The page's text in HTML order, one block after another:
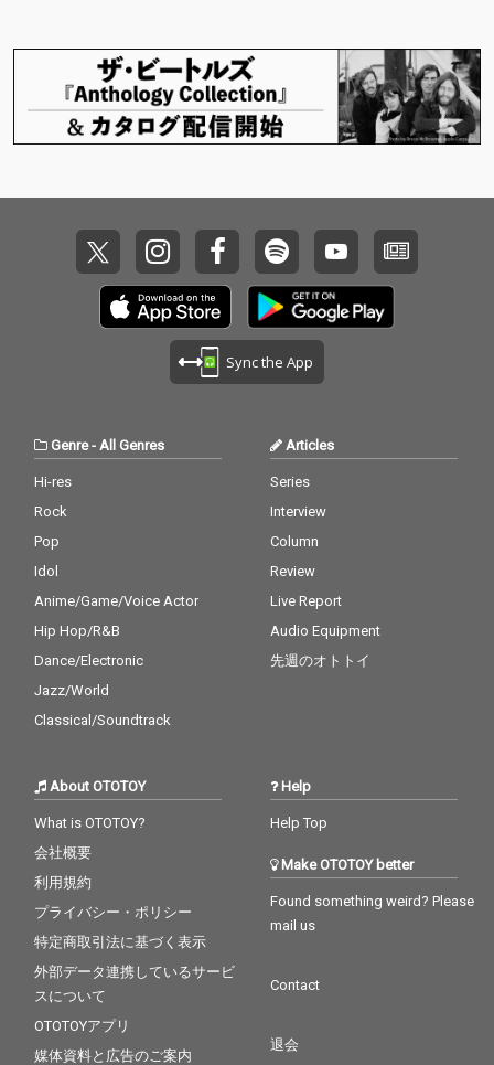
Sync the App
Genre- All Genres
Hi-res
Rock
Pop
Idol
Anime/Game/Voice Actor
Hip Hop/R&B
Dance/Electronic
Jazz/World
Classical/Soundtrack
Articles
Series
Interview
Column
Review
Live Report
Audio Equipment
先週のオトトイ
About OTOTOY
What is OTOTOY?
会社概要
利用規約
プライバシー・ポリシー
特定商取引法に基づく表示
外部データ連携しているサービ
スについて
OTOTOYアプリ
媒体資料と広告のご案内
Help
Help Top
Make OTOTOY better
Found something weird? Please
mail us
Contact
退会